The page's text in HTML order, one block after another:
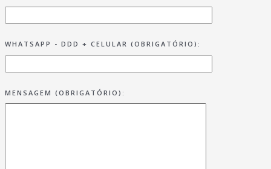
WHATSAPP - DDD + CELULAR (OBRIGATÓRIO):
MENSAGEM (OBRIGATÓRIO):